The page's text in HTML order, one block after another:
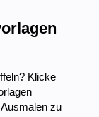
Klicke
zu